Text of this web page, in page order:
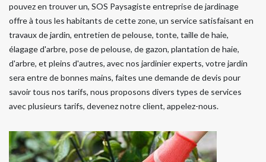
pouvez en trouver un, SOS Paysagiste entreprise de jardinage
offre à tous les habitants de cette zone, un service satisfaisant en
travaux de jardin, entretien de pelouse, tonte, taille de haie,
élagage d'arbre, pose de pelouse, de gazon, plantation de haie,
d'arbre, et pleins d'autres, avec nos jardinier experts, votre jardin
sera entre de bonnes mains, faites une demande de devis pour
savoir tous nos tarifs, nous proposons divers types de services
avec plusieurs tarifs, devenez notre client, appelez-nous.